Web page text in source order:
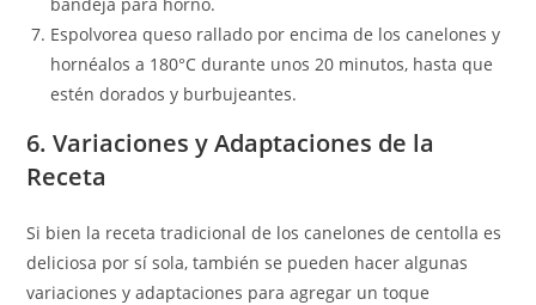
Espolvorea queso rallado por encima de los canelones y
hornéalos a 180°C durante unos 20 minutos, hasta que
estén dorados y burbujeantes.
6. Variaciones y Adaptaciones de la
Receta
Si bien la receta tradicional de los canelones de centolla es
deliciosa por sí sola, también se pueden hacer algunas
variaciones y adaptaciones para agregar un toque